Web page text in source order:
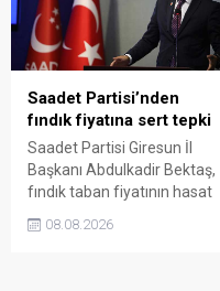
soruşturma başlattı.
Saadet Partisi’nden
fındık fiyatına sert tepki
Saadet Partisi Giresun İl
Başkanı Abdulkadir Bektaş,
fındık taban fiyatının hasat
açıklanmamasına tepki
08.08.2026